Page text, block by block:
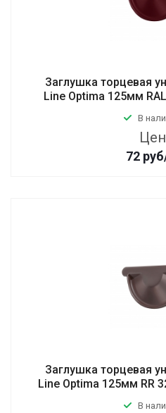
Заглушка торцевая
Line Optima 125мм
В
72 руб
Заглушка торцевая
Line Optima 125мм RR
В